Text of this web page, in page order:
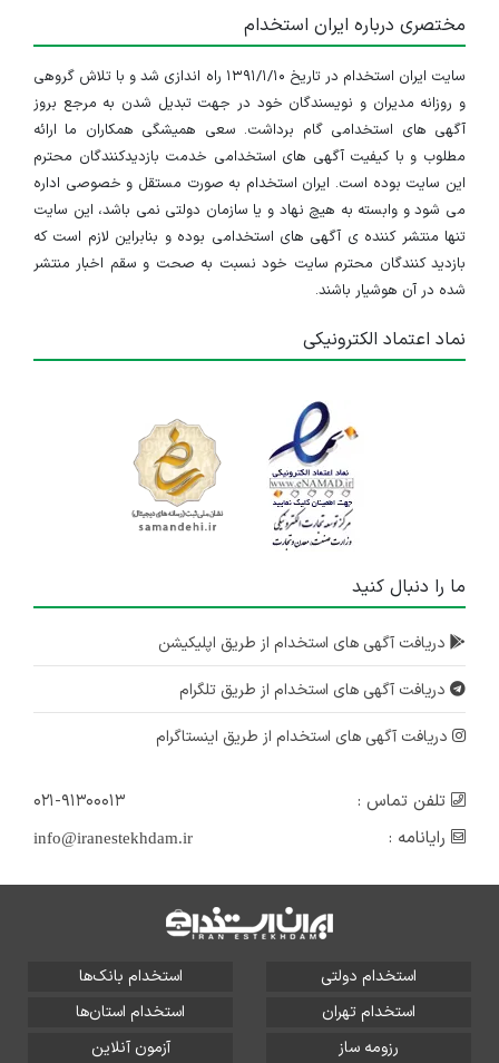
مختصری درباره ایران استخدام
سایت ایران استخدام در تاریخ ۱۳۹۱/۱/۱۰ راه اندازی شد و با تلاش گروهی
و روزانه مدیران و نویسندگان خود در جهت تبدیل شدن به مرجع بروز
آگهی های استخدامی گام برداشت. سعی همیشگی همکاران ما ارائه
مطلوب و با کیفیت آگهی های استخدامی خدمت بازدیدکنندگان محترم
این سایت بوده است. ایران استخدام به صورت مستقل و خصوصی اداره
می شود و وابسته به هیچ نهاد و یا سازمان دولتی نمی باشد، این سایت
تنها منتشر کننده ی آگهی های استخدامی بوده و بنابراین لازم است که
بازدید کنندگان محترم سایت خود نسبت به صحت و سقم اخبار منتشر
شده در آن هوشیار باشند.
نماد اعتماد الکترونیکی
ما را دنبال کنید
دریافت آگهی های استخدام از طریق اپلیکیشن
دریافت آگهی های استخدام از طریق تلگرام
دریافت آگهی های استخدام از طریق اینستاگرام
تلفن تماس :
۰۲۱-۹۱۳۰۰۰۱۳
رایانامه :
info@iranestekhdam.ir
استخدام دولتی
استخدام بانک‌ها
استخدام تهران
استخدام استان‌ها
رزومه ساز
آزمون آنلاین